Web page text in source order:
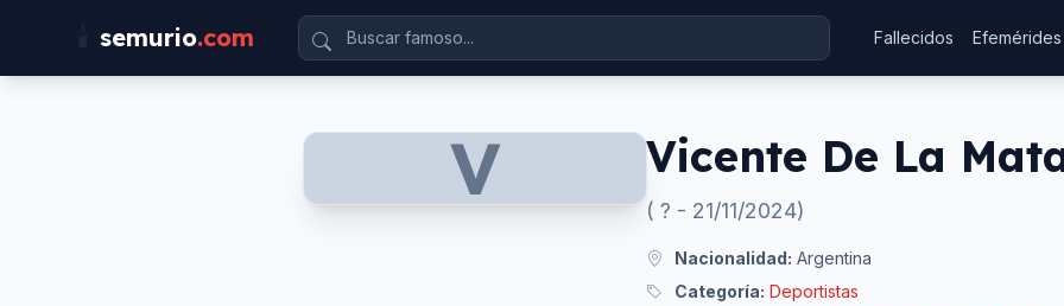
semurio.com Fallecidos Efemérides
V Vicente De La
( ? - 21/11/2024)
Nacionalidad: Argentina
Categoría: Deportistas